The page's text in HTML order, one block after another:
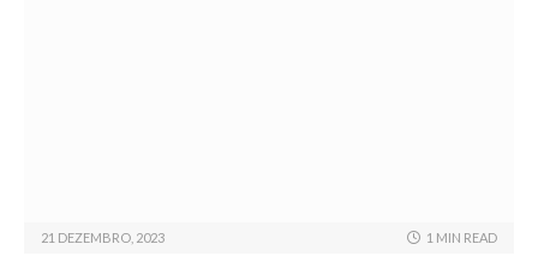
21 DEZEMBRO, 2023 1 MIN READ